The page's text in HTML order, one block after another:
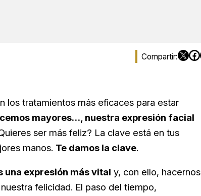
los tratamientos más eficaces para estar
mayores…, nuestra expresión facial
ser más feliz? La clave está en tus
manos. Te damos la clave.
expresión más vital y, con ello, hacernos
felicidad. El paso del tiempo,